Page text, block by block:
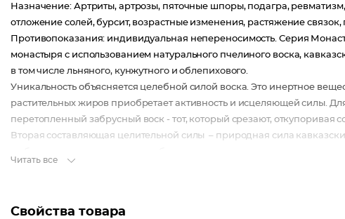
Назначение: Артриты, артрозы, пяточные шпоры, подагра, ревматизм,
отложение солей, бурсит, возрастные изменения, растяжение
Противопоказания: индивидуальная непереносимость. Серия
монастыря с использованием натурального пчелиного воска,
в том числе льняного, кунжутного и облепихового.
Уникальность объясняется целебной силой воска. Это инертное
растительных жиров приобретает активность и исцеляющей силы.
перетопленный забрусный воск - тот, который срезают, откупоривая
Вторая составляющая целительной силы – природная сила
Читать все
Свойства товара